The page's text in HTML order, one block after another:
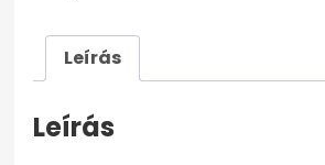
Leírás
Leírás